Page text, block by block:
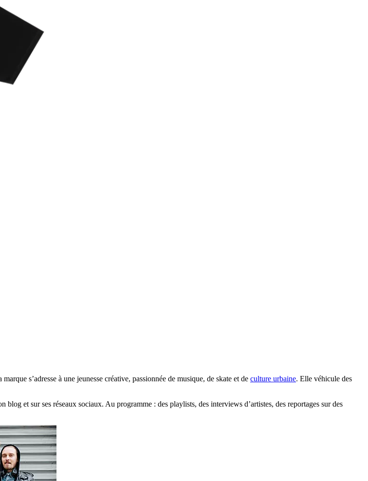
marque s’adresse à une jeunesse créative, passionnée de musique, de skate et de culture urbaine. Elle véhicule des
et sur ses réseaux sociaux. Au programme : des playlists, des interviews d’artistes, des reportages sur des